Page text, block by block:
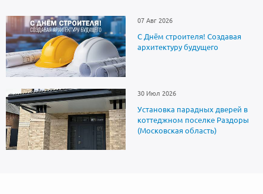
07 Авг 2026
С Днём строителя! Создавая
архитектуру будущего
30 Июл 2026
Установка парадных дверей в
коттеджном поселке Раздоры
(Московская область)